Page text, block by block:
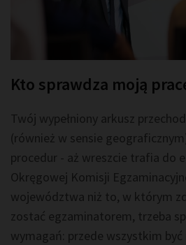
Kto sprawdza moją
Twój wypełniony arkusz
(również w sensie
procedur - aż wreszcie trafia do
Okręgowej Komisji
województwa niż to, w którym
zostać egzaminatorem, trzeba
wymagań: przede wszystkim być